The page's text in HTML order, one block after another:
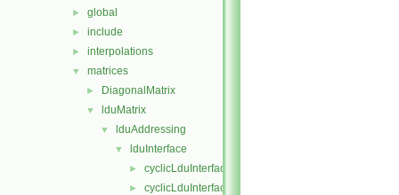
► global
► include
► interpolations
▼ matrices
► DiagonalMatrix
▼ lduMatrix
▼ lduAddressing
▼ lduInterface
► cyclicLduInterface.C
► cyclicLduInterface.H